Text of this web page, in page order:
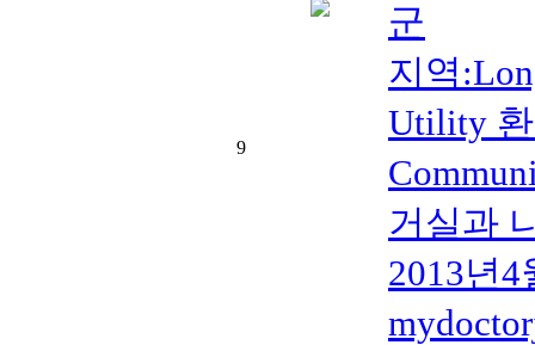
9
군
지역
Utility
거실과
2013년